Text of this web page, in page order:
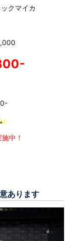
クマイカ
中！
あります